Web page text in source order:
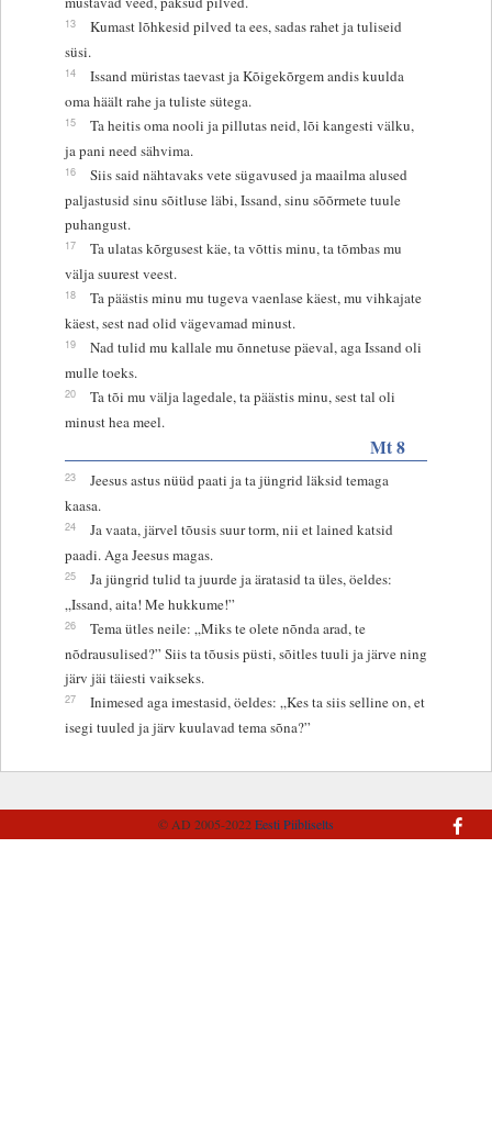
13
Kumast lõhkesid pilved ta ees, sadas rahet ja tuliseid
süsi.
14
Issand müristas taevast ja Kõigekõrgem andis kuulda
oma häält rahe ja tuliste sütega.
15
Ta heitis oma nooli ja pillutas neid, lõi kangesti välku,
ja pani need sähvima.
16
Siis said nähtavaks vete sügavused ja maailma alused
paljastusid sinu sõitluse läbi, Issand, sinu sõõrmete tuule
puhangust.
17
Ta ulatas kõrgusest käe, ta võttis minu, ta tõmbas mu
välja suurest veest.
18
Ta päästis minu mu tugeva vaenlase käest, mu vihkajate
käest, sest nad olid vägevamad minust.
19
Nad tulid mu kallale mu õnnetuse päeval, aga Issand oli
mulle toeks.
20
Ta tõi mu välja lagedale, ta päästis minu, sest tal oli
minust hea meel.
Mt 8
23
Jeesus astus nüüd paati ja ta jüngrid läksid temaga
kaasa.
24
Ja vaata, järvel tõusis suur torm, nii et lained katsid
paadi. Aga Jeesus magas.
25
Ja jüngrid tulid ta juurde ja äratasid ta üles, öeldes:
„Issand, aita! Me hukkume!”
26
Tema ütles neile: „Miks te olete nõnda arad, te
nõdrausulised?” Siis ta tõusis püsti, sõitles tuuli ja järve ning
järv jäi täiesti vaikseks.
27
Inimesed aga imestasid, öeldes: „Kes ta siis selline on, et
isegi tuuled ja järv kuulavad tema sõna?”
© AD 2005-2022Eesti Piibliselts